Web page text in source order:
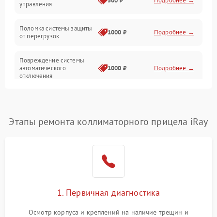
Прочие неисправности
Неисправность управления
управления
Поломка системы защиты
от перегрузок
1000 ₽ Подробнее →
Повреждение системы
автоматического
отключения
1000 ₽ Подробнее →
1000 ₽
1000 ₽
Неисправность системы
1000 ₽ Подробнее →
Этапы ремонта коллиматорного прицела iRay
1. Первичная диагностика
Осмотр корпуса и креплений на наличие трещин и